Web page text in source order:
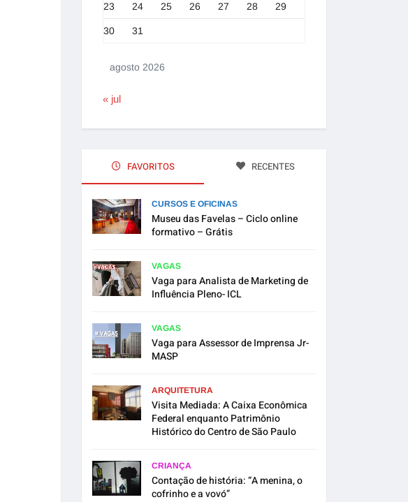
agosto 2026
23 24 25 26 27 28 29
30 31
« jul
FAVORITOS RECENTES
CURSOS E OFICINAS
Museu das Favelas – Ciclo online
formativo – Grátis
VAGAS
Vaga para Analista de Marketing de
Influência Pleno- ICL
VAGAS
Vaga para Assessor de Imprensa Jr-
MASP
ARQUITETURA
Visita Mediada: A Caixa Econômica
Federal enquanto Patrimônio
Histórico do Centro de São Paulo
CRIANÇA
Contação de história: “A menina, o
cofrinho e a vovó”